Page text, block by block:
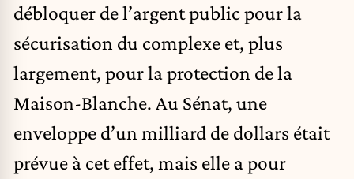
débloquer de l’argent public pour la
sécurisation du complexe et, plus
largement, pour la protection de la
Maison-Blanche. Au Sénat, une
enveloppe d’un milliard de dollars était
prévue à cet effet, mais elle a pour